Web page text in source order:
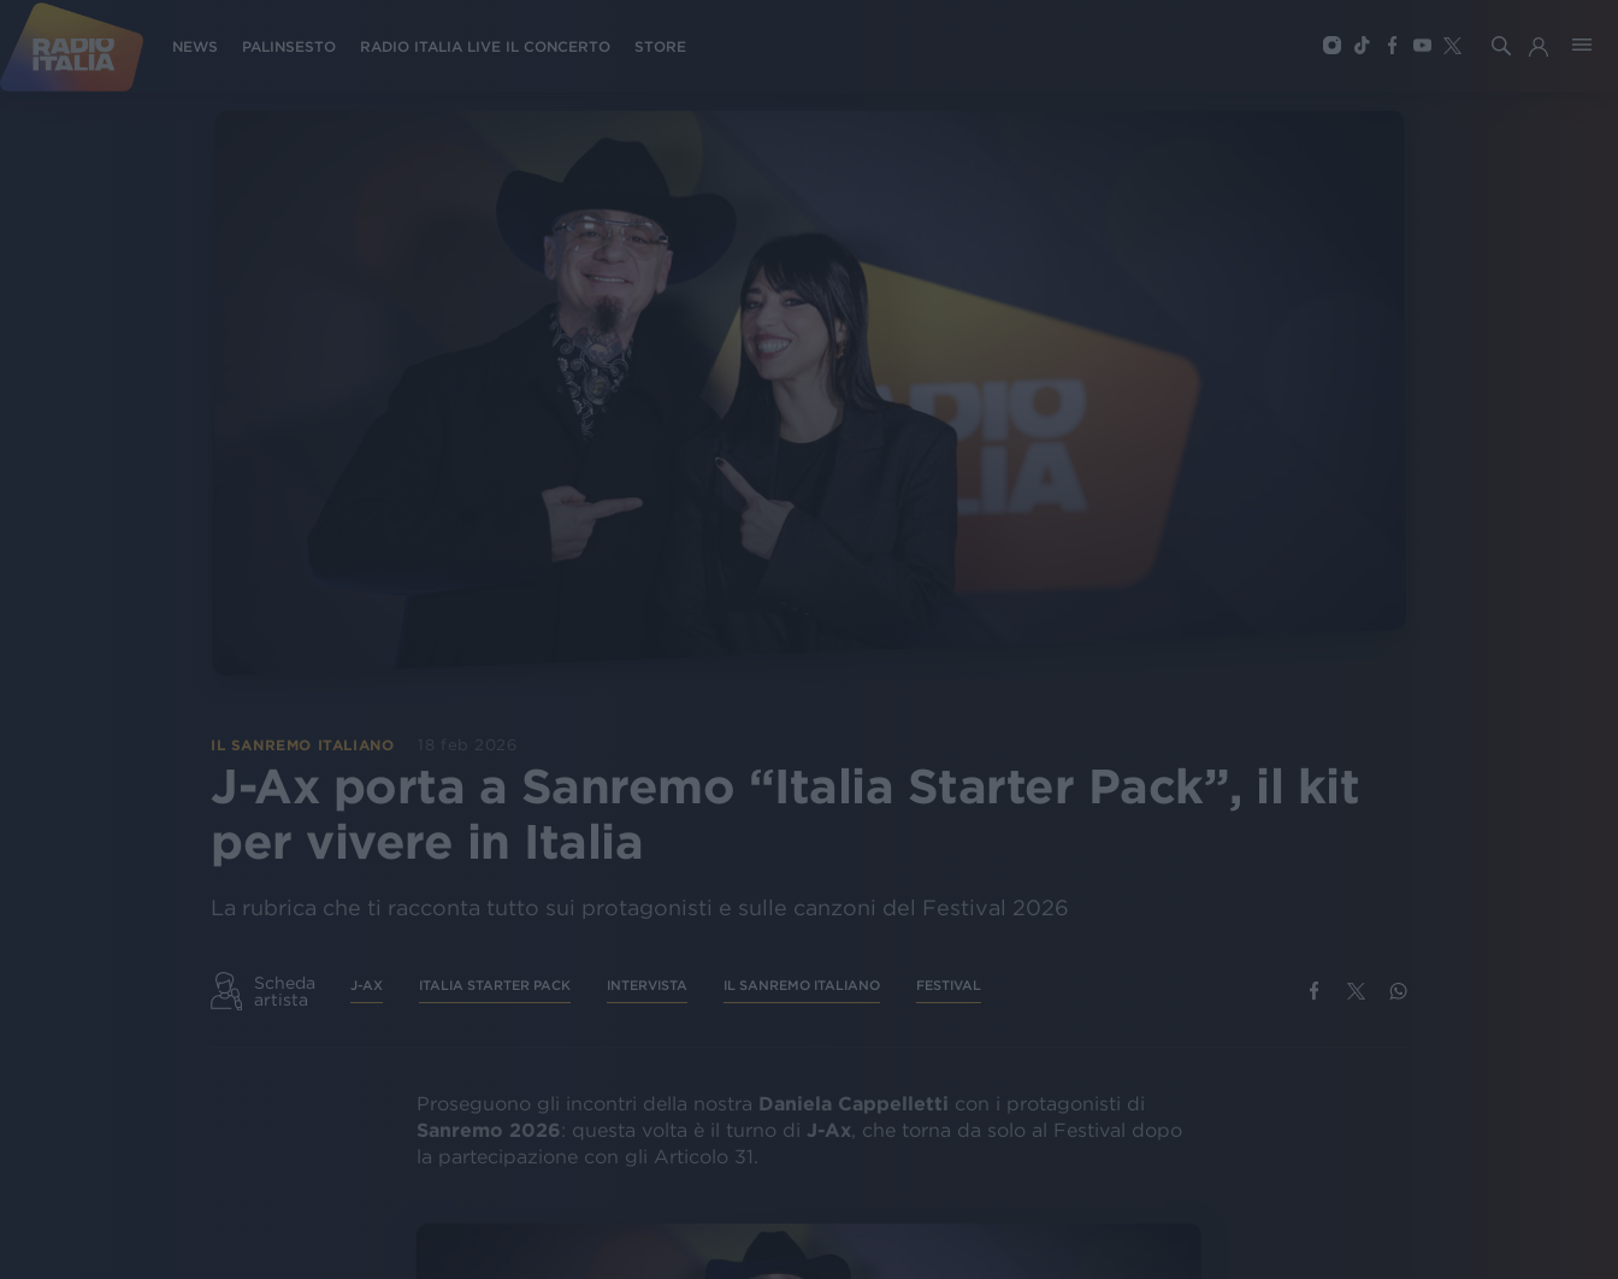
NEWS PALINSESTO RADIO ITALIA LIVE IL CONCERTO STORE
IL SANREMO ITALIANO 18 feb 2026
J-Ax porta a Sanremo “Italia Starter Pack”, il kit
per vivere in Italia
La rubrica che ti racconta tutto sui protagonisti e sulle canzoni del Festival 2026
Scheda
artista
J-AX ITALIA STARTER PACK INTERVISTA IL SANREMO ITALIANO FESTIVAL
Proseguono gli incontri della nostra Daniela Cappelletti con i protagonisti di
Sanremo 2026: questa volta è il turno di J-Ax , che torna da solo al Festival dopo
la partecipazione con gli Articolo 31.